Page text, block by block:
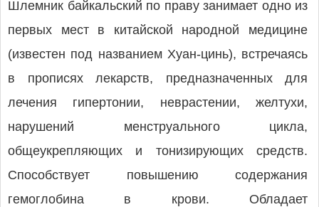
Шлемник байкальский по праву занимает одно из
первых мест в китайской народной медицине
(известен под названием Хуан-цинь), встречаясь
в прописях лекарств, предназначенных для
лечения гипертонии, неврастении, желтухи,
нарушений менструального цикла,
общеукрепляющих и тонизирующих средств.
Способствует повышению содержания
гемоглобина в крови. Обладает